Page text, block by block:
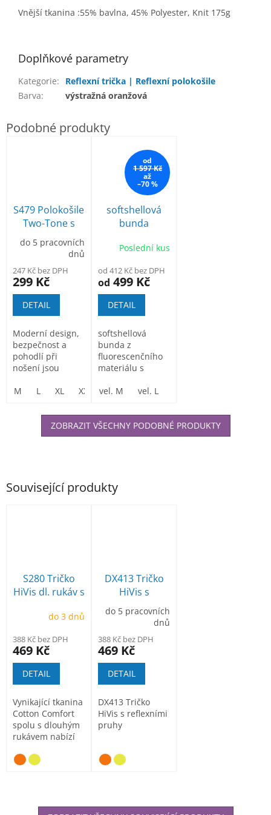
Související produkty
S280 Tričko
HiVis dl. rukáv s
pruhy
do 3 dnů
388 Kč bez DPH
469 Kč
DETAIL
Vynikající tkanina
Cotton Comfort
spolu s dlouhým
rukávem nabízí
odolnost,...
DX413 Tričko
HiVis s
reflexními
pruhy
do 5 pracovních
dnů
388 Kč bez DPH
469 Kč
DETAIL
DX413 Tričko
HiVis s reflexními
pruhy
Vnější tkanina :55% bavlna, 45% Polyester, Knit 175g
Doplňkové parametry
Kategorie:
Reflexní trička | Reflexní polokošile
Barva: výstražná oranžová
S479 Polokošile
Two-Tone s
reflexními
pruhy
do 5 pracovních
dnů
247 Kč bez DPH
299 Kč
DETAIL
Moderní design,
bezpečnost a
pohodlí při
nošení jsou
S479. Tento styl...
M L XL XXL 3XL 4XL
od
1 597 Kč
až
–70 %
softshellová
bunda
odepínací
Poslední kus
od 412 Kč bez DPH
od 499 Kč
DETAIL
softshellová
bunda z
fluorescenčního
materiálu s
nepromokavá a...
vel. M vel. L
ZOBRAZIT VŠECHNY PODOBNÉ PRODUKTY